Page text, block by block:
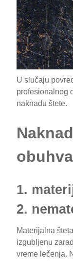
U slučaju
profesionalnog
naknadu štete.
1.
2.
Materijalna
izgubljenu
vreme lečenja.